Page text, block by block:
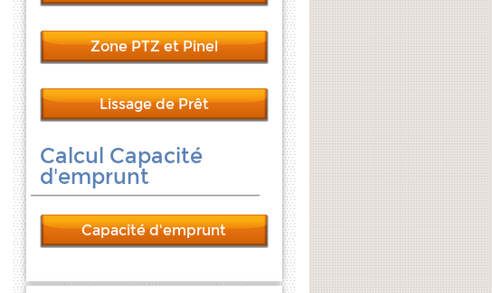
Zone PTZ et Pinel
Lissage de Prêt
Calcul Capacité
d'emprunt
Capacité d'emprunt